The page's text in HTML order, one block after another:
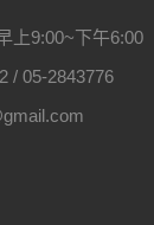
上9:00~下午6:00
/ 05-2843776